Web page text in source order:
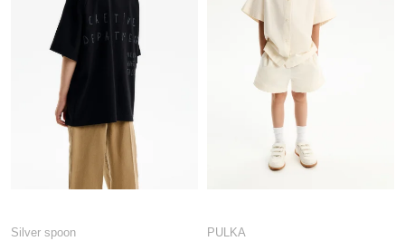
Silver spoon
PULKA